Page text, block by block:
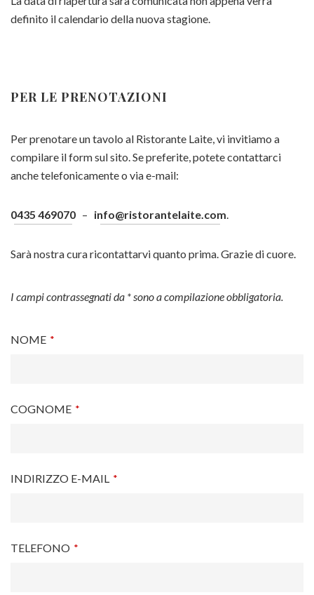
definito il calendario della nuova stagione.
PER LE PRENOTAZIONI
Per prenotare un tavolo al Ristorante Laite, vi invitiamo a
compilare il form sul sito. Se preferite, potete contattarci
anche telefonicamente o via e-mail:
0435 469070 – info@ristorantelaite.com.
Sarà nostra cura ricontattarvi quanto prima. Grazie di cuore.
I campi contrassegnati da * sono a compilazione obbligatoria.
NOME *
COGNOME *
INDIRIZZO E-MAIL *
TELEFONO *